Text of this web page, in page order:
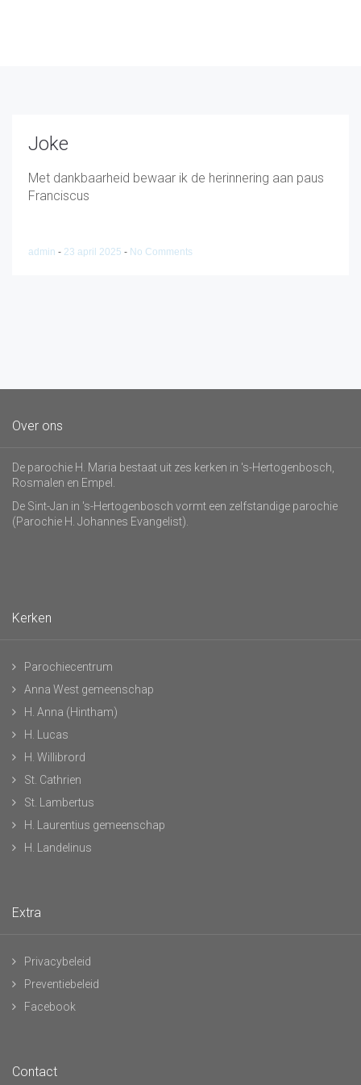
Joke
Met dankbaarheid bewaar ik de herinnering aan paus
Franciscus
admin - 23 april 2025 - No Comments
Over ons
De parochie H. Maria bestaat uit zes kerken in 's-Hertogenbosch,
Rosmalen en Empel.
De Sint-Jan in 's-Hertogenbosch vormt een zelfstandige parochie
(Parochie H. Johannes Evangelist).
Kerken
Parochiecentrum
Anna West gemeenschap
H. Anna (Hintham)
H. Lucas
H. Willibrord
St. Cathrien
St. Lambertus
H. Laurentius gemeenschap
H. Landelinus
Extra
Privacybeleid
Preventiebeleid
Facebook
Contact